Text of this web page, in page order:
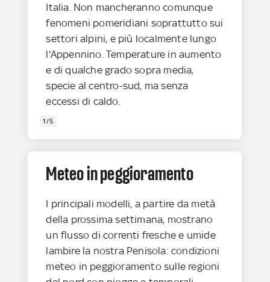
Italia. Non mancheranno comunque
fenomeni pomeridiani soprattutto sui
settori alpini, e più localmente lungo
l'Appennino. Temperature in aumento
e di qualche grado sopra media,
specie al centro-sud, ma senza
eccessi di caldo.
1/5
Meteo in peggioramento
I principali modelli, a partire da metà
della prossima settimana, mostrano
un flusso di correnti fresche e umide
lambire la nostra Penisola: condizioni
meteo in peggioramento sulle regioni